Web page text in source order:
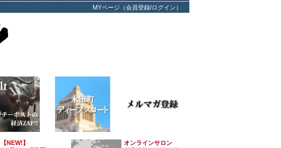
MYページ（会員登録/ログイン）
【NEW!】
オンラインサロン